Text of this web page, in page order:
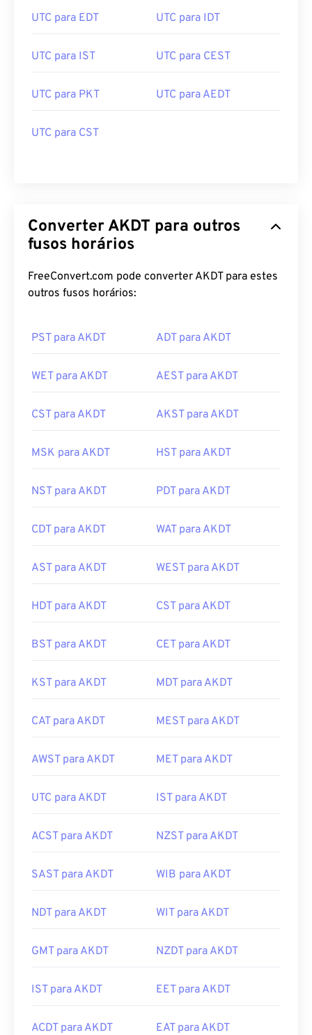
UTC para EDT UTC para IDT
UTC para IST UTC para CEST
UTC para PKT UTC para AEDT
UTC para CST
Converter AKDT para outros
fusos horários
FreeConvert.com pode converter AKDT para estes
outros fusos horários:
PST para AKDT ADT para AKDT
WET para AKDT AEST para AKDT
CST para AKDT AKST para AKDT
MSK para AKDT HST para AKDT
NST para AKDT PDT para AKDT
CDT para AKDT WAT para AKDT
AST para AKDT WEST para AKDT
HDT para AKDT CST para AKDT
BST para AKDT CET para AKDT
KST para AKDT MDT para AKDT
CAT para AKDT MEST para AKDT
AWST para AKDT MET para AKDT
UTC para AKDT IST para AKDT
ACST para AKDT NZST para AKDT
SAST para AKDT WIB para AKDT
NDT para AKDT WIT para AKDT
GMT para AKDT NZDT para AKDT
IST para AKDT EET para AKDT
ACDT para AKDT EAT para AKDT